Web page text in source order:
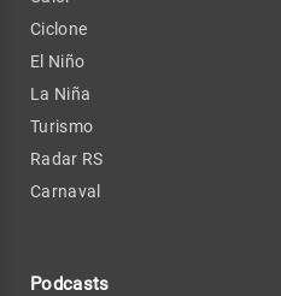
Ciclone
El Niño
La Niña
Turismo
Radar RS
Carnaval
Podcasts